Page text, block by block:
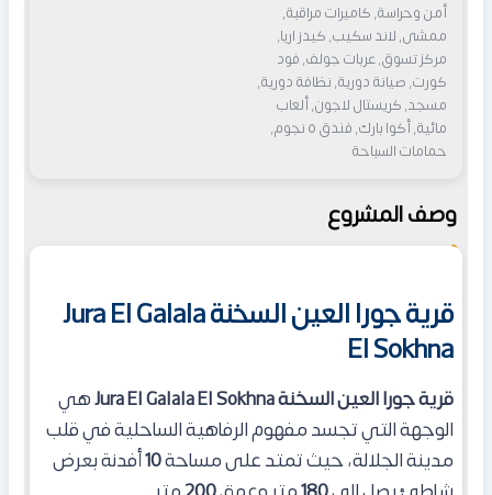
أمن وحراسة, كاميرات مراقبة,
ممشى, لاند سكيب, كيدز اريا,
مركز تسوق, عربات جولف, فود
كورت, صيانة دورية, نظافة دورية,
مسجد, كريستال لاجون, ألعاب
مائية, أكوا بارك, فندق ٥ نجوم,
حمامات السباحة
وصف المشروع
قرية جورا العين السخنة Jura El Galala
El Sokhna
قرية جورا العين السخنة Jura El Galala El Sokhna
هي
الوجهة التي تجسد مفهوم الرفاهية الساحلية في قلب
مدينة الجلالة، حيث تمتد على مساحة10أفدنة بعرض